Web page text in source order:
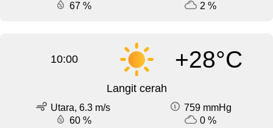
67 %
2 %
10:00 +28°C
Langit cerah
Utara, 6.3 m/s
759 mmHg
60 %
0 %